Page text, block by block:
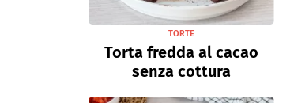
TORTE
Torta fredda al cacao
senza cottura